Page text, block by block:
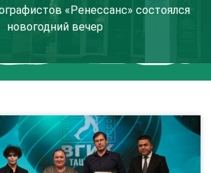
«Ренессанс» состоялся
новогодний вечер